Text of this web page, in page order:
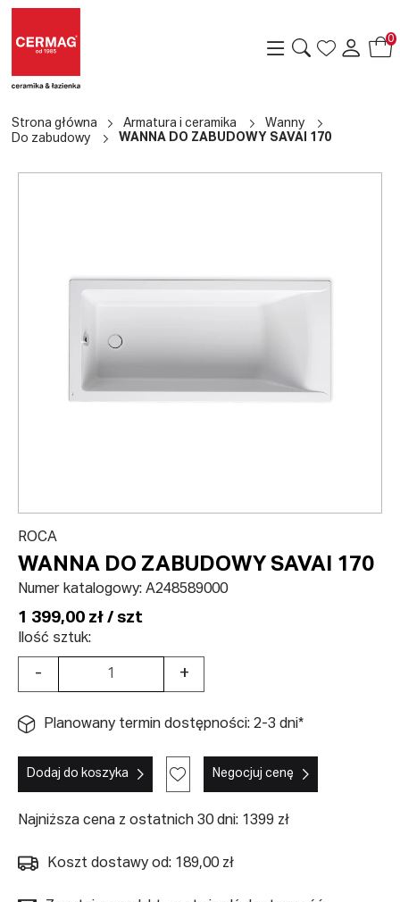
0
Strona główna Armatura i ceramika
Wanny
Do zabudowy
WANNA DO ZABUDOWY SAVAI 170
ROCA
WANNA DO ZABUDOWY SAVAI 170
Numer katalogowy: A248589000
1 399,00 zł / szt
Ilość sztuk:
- +
Planowany termin dostępności: 2-3 dni*
Dodaj do koszyka Negocjuj cenę
Najniższa cena z ostatnich 30 dni: 1399 zł
Koszt dostawy od: 189,00 zł